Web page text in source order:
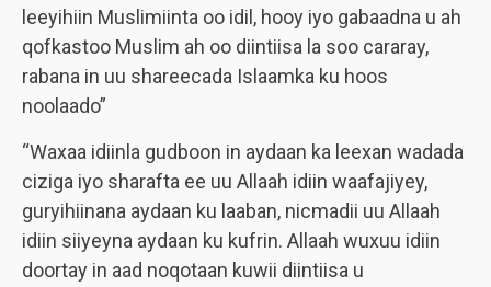
leeyihiin Muslimiinta oo idil, hooy iyo gabaadna u ah
qofkastoo Muslim ah oo diintiisa la soo cararay,
rabana in uu shareecada Islaamka ku hoos
noolaado”
“Waxaa idiinla gudboon in aydaan ka leexan wadada
ciziga iyo sharafta ee uu Allaah idiin waafajiyey,
guryihiinana aydaan ku laaban, nicmadii uu Allaah
idiin siiyeyna aydaan ku kufrin. Allaah wuxuu idiin
doortay in aad noqotaan kuwii diintiisa u